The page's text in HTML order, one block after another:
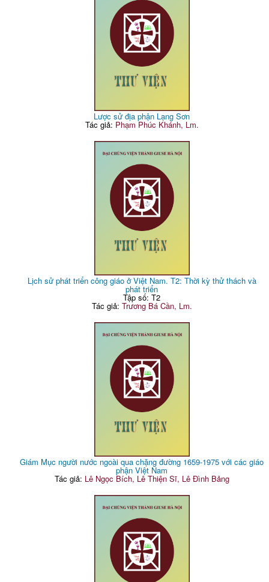
Lược sử địa phận Lạng Sơn
Tác giả: Phạm Phúc Khánh, Lm.
Lịch sử phát triển công giáo ở Việt Nam. T2: Thời kỳ thử thách và
phát triển
Tập số: T2
Tác giả: Trương Bá Cần, Lm.
Giám Mục người nước ngoài qua chặng đường 1659-1975 với các giáo
phận Việt Nam
Tác giả: Lê Ngọc Bích, Lê Thiện Sĩ, Lê Đình Bảng